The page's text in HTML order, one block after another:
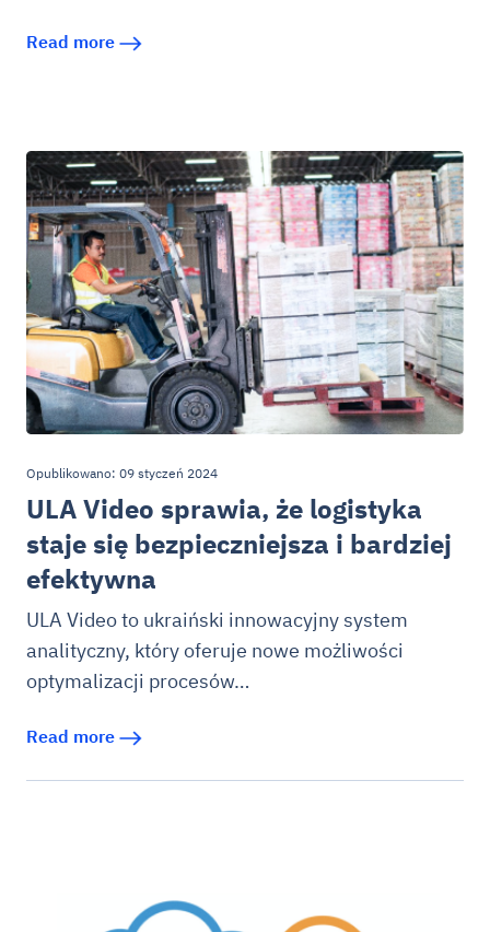
Read more
Opublikowano: 09 styczeń 2024
ULA Video sprawia, że logistyka
staje się bezpieczniejsza i bardziej
efektywna
ULA Video to ukraiński innowacyjny system
analityczny, który oferuje nowe możliwości
optymalizacji procesów…
Read more